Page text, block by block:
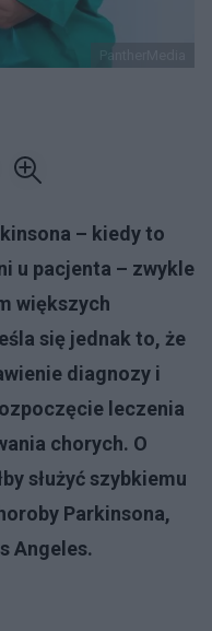
– kiedy to
u pacjenta – zwykle
większych
się jednak to, że
diagnozy i
leczenia
chorych. O
służyć szybkiemu
Parkinsona,
Angeles.